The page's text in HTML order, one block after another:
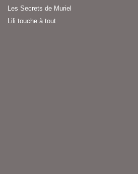
Les Secrets de Muriel
Lili touche à tout